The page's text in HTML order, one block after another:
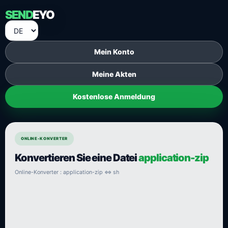
SENDEYO
Mein Konto
Meine Akten
Kostenlose Anmeldung
ONLINE-KONVERTER
Konvertieren Sie eine Dateiapplication-zip
Online-Konverter : application-zip ⇔ sh